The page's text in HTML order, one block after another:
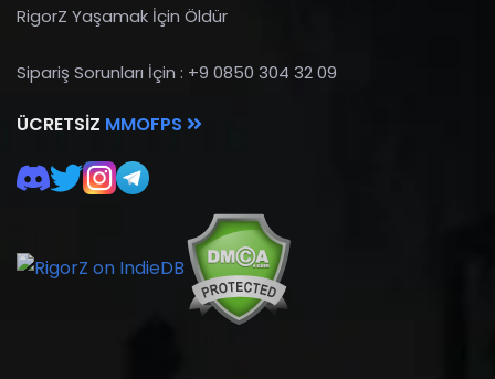
RigorZ Yaşamak İçin Öldür
Sipariş Sorunları İçin : +9 0850 304 32 09
ÜCRETSIZ MMOFPS